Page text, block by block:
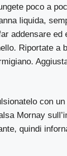
poco a
liquida,
addensare
Riportate a
con
Mornay
quindi